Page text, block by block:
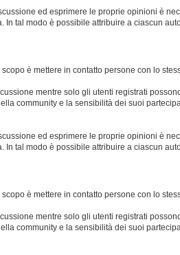
ed esprimere le proprie opinioni è
tal modo è possibile attribuire a ciascun
è mettere in contatto persone con lo
mentre solo gli utenti registrati
community e la sensibilità dei suoi
ed esprimere le proprie opinioni è
tal modo è possibile attribuire a ciascun
è mettere in contatto persone con lo
mentre solo gli utenti registrati
community e la sensibilità dei suoi